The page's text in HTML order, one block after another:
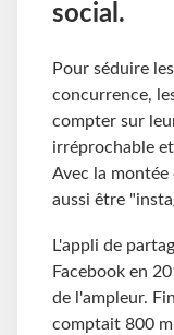
social.
Pour séduire
concurrence,
compter sur
irréprochable
Avec la montée
aussi être
L'appli de
Facebook en
de l'ampleur.
comptait 800